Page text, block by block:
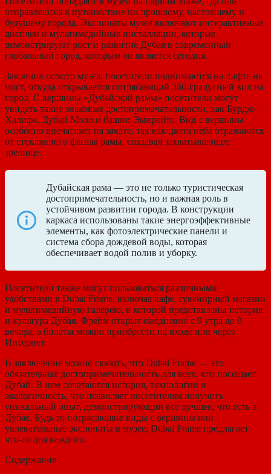
отправляются в путешествие по прошлому, настоящему и
будущему города. Экспонаты музея включают интерактивные
дисплеи и мультимедийные инсталляции, которые
демонстрируют рост и развитие Дубая в современный
глобальный город, которым он является сегодня.
Закончив осмотр музея, посетители поднимаются на лифте на
мост, откуда открывается потрясающий 360-градусный вид на
город. С вершины «Дубайской рамы» посетители могут
увидеть такие знаковые достопримечательности, как Бурдж-
Халифа, Дубай Молл и башни Эмирейтс. Вид с вершины
особенно впечатляет на закате, так как цвета неба отражаются
от стеклянного фасада рамы, создавая захватывающее
зрелище.
Дубайская рама — это не только туристическая
достопримечательность, но и важная роль в
устойчивом развитии города. В конструкции
каркаса использованы такие энергоэффективные
элементы, как фотоэлектрические панели и
система сбора дождевой воды, которая
обеспечивает водой полив и уборку.
Посетители также могут пользоваться различными
удобствами в Dubai Frame, включая кафе, сувенирный магазин
и мультимедийную галерею, в которой представлены история
и культура Дубая. Фрейм открыт ежедневно с 9 утра до 9
вечера, а билеты можно приобрести на входе или через
Интернет.
В заключение можно сказать, что Dubai Frame — это
обязательная достопримечательность для всех, кто посещает
Дубай. В нем сочетаются история, технологии и
экологичность, что позволяет посетителям получить
уникальный опыт, демонстрирующий все лучшее, что есть в
Дубае. Будь то потрясающие виды с вершины или
увлекательные экспонаты в музее, Dubai Frame предлагает
что-то для каждого.
Содержание